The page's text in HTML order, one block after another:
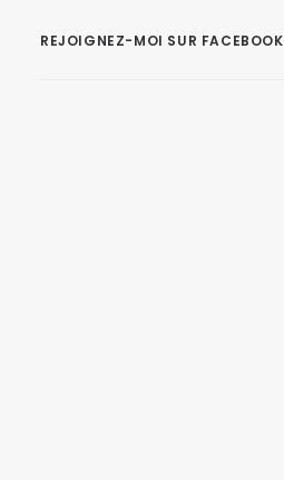
REJOIGNEZ-MOI SUR FACEBOOK